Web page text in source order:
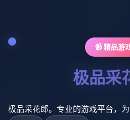
📹 精品游
极品采
极品采花郎。专业的游戏平台，